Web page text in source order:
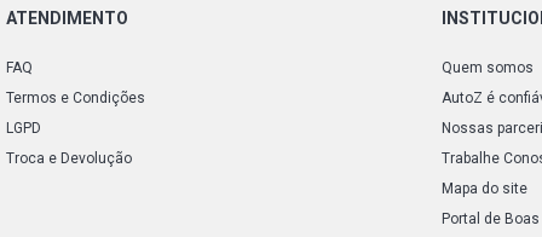
ATENDIMENTO
FAQ
Termos e Condições
LGPD
Troca e Devolução
Quem somos
AutoZ é
Nossas
Trabalhe
Mapa do site
Portal de